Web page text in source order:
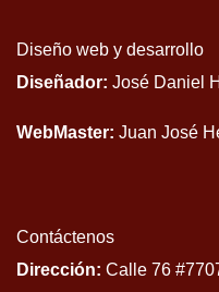
Diseño web y desarrollo
Diseñador: José Daniel
WebMaster: Juan José
Contáctenos
Dirección: Calle 76